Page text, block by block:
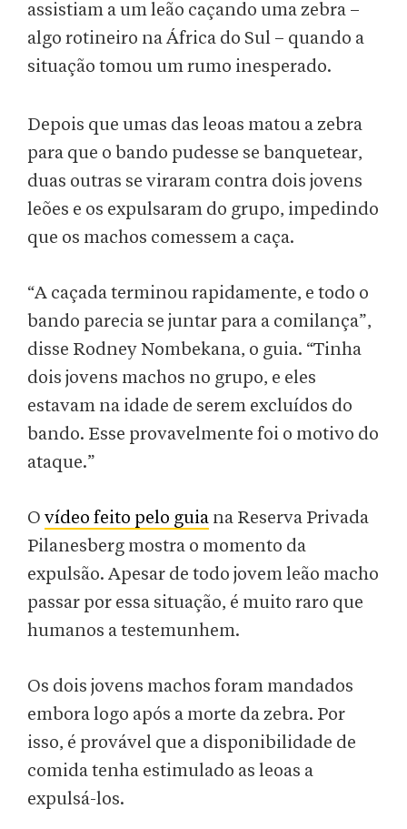
assistiam a um leão caçando uma zebra –
algo rotineiro na África do Sul – quando a
situação tomou um rumo inesperado.
Depois que umas das leoas matou a zebra
para que o bando pudesse se banquetear,
duas outras se viraram contra dois jovens
leões e os expulsaram do grupo, impedindo
que os machos comessem a caça.
“A caçada terminou rapidamente, e todo o
bando parecia se juntar para a comilança”,
disse Rodney Nombekana, o guia. “Tinha
dois jovens machos no grupo, e eles
estavam na idade de serem excluídos do
bando. Esse provavelmente foi o motivo do
ataque.”
O vídeo feito pelo guia na Reserva Privada
Pilanesberg mostra o momento da
expulsão. Apesar de todo jovem leão macho
passar por essa situação, é muito raro que
humanos a testemunhem.
Os dois jovens machos foram mandados
embora logo após a morte da zebra. Por
isso, é provável que a disponibilidade de
comida tenha estimulado as leoas a
expulsá-los.